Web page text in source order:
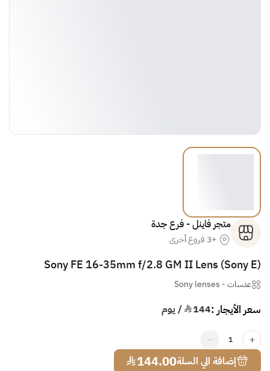
متجر فاينل - فرع جدة
+3 فروع أخرى
Sony FE 16-35mm f/2.8 GM II Lens (Sony E)
عدسات-
Sony lenses
سعر الأيجار :144¥ / يوم
1
إضافة الي السلة144.00
¥